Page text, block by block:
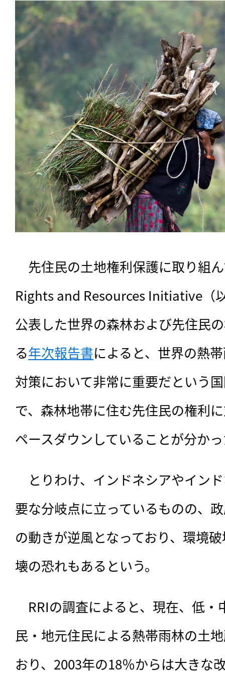
先住民の土地権利保護に取り組
Rights and Resources Initiative（
公表した世界の森林および先住民
る年次報告書によると、世界の熱
対策において非常に重要だという
で、森林地帯に住む先住民の権利
ペースダウンしていることが分か
とりわけ、インドネシアやイン
要な分岐点に立っているものの、
の動きが逆風となっており、環境
壊の恐れもあるという。
RRIの調査によると、現在、低・
民・地元住民による熱帯雨林の土
おり、2003年の18％からは大きな